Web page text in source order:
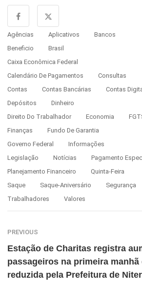
Agências Aplicativos
Bancos
Beneficio
Brasil
Caixa Econômica Federal
Calendário De Pagamentos
Consultas
Contas
Contas Bancárias
Contas
Depósitos
Dinheiro
Direito Do Trabalhador
Economia
Finanças
Fundo De Garantia
Governo Federal
Informações
Legislação
Notícias
Pagamento
Planejamento Financeiro
Quinta-Feira
Saque
Saque-Aniversário
Segurança
Trabalhadores
Valores
PREVIOUS
Estação de Charitas registra
passageiros na primeira manhã
reduzida pela Prefeitura de